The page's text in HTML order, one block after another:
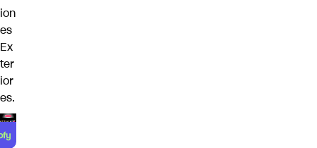
ion
es
Ex
ter
ior
es.